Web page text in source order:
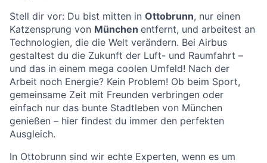
Stell dir vor: Du bist mitten in Ottobrunn, nur einen
Katzensprung von München entfernt, und arbeitest an
Technologien, die die Welt verändern. Bei Airbus
gestaltest du die Zukunft der Luft- und Raumfahrt –
und das in einem mega coolen Umfeld! Nach der
Arbeit noch Energie? Kein Problem! Ob beim Sport,
gemeinsame Zeit mit Freunden verbringen oder
einfach nur das bunte Stadtleben von München
genießen – hier findest du immer den perfekten
Ausgleich.
In Ottobrunn sind wir echte Experten, wenn es um